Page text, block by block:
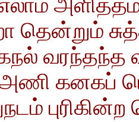
தென்றும்
வரந்தந்த
கனகப்